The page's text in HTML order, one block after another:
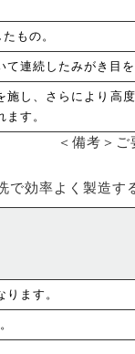
もの。
て連続したみがき目
施し、さらにより高
す。
＜備考＞
で効率よく製造
ます。